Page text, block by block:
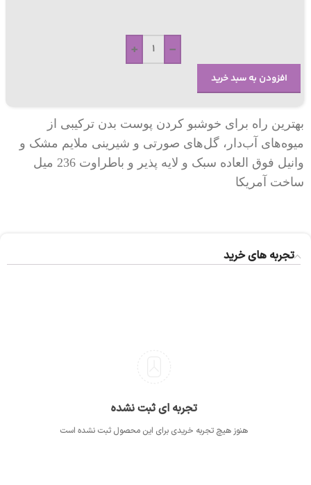
-
+
افزودن به سبد خرید
بهترین راه برای خوشبو کردن پوست بدن ترکیبی از
میوه‌های آب‌دار، گل‌های صورتی و شیرینی ملایم مشک و
وانیل فوق العاده سبک و لایه پذیر و باطراوت 236 میل
ساخت آمریکا
تجربه های خرید
تجربه ای ثبت نشده
هنوز هیچ تجربه خریدی برای این محصول ثبت نشده است